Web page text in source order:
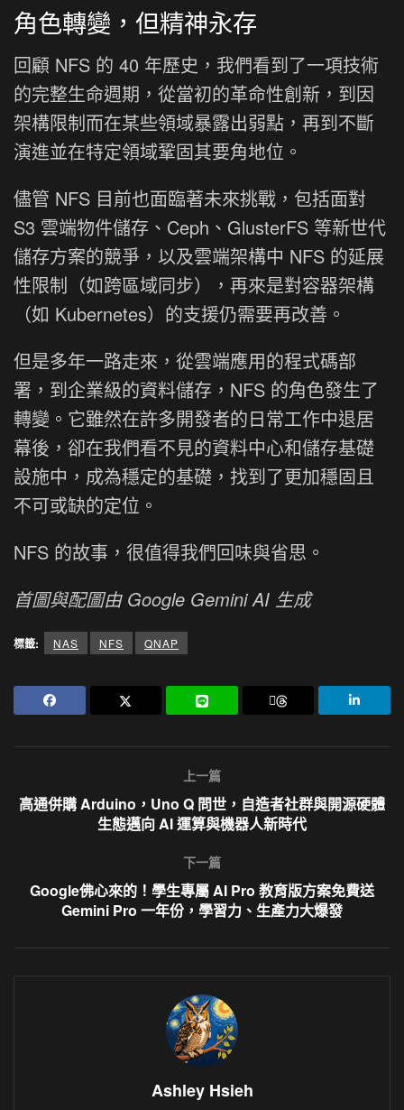
角色轉變，但精神永存
回顧 NFS 的 40 年歷史，我們看到了一項技術
的完整生命週期，從當初的革命性創新，到因
架構限制而在某些領域暴露出弱點，再到不斷
演進並在特定領域鞏固其要角地位。
儘管 NFS 目前也面臨著未來挑戰，包括面對
S3 雲端物件儲存、Ceph、GlusterFS 等新世代
儲存方案的競爭，以及雲端架構中 NFS 的延展
性限制（如跨區域同步），再來是對容器架構
（如 Kubernetes）的支援仍需要再改善。
但是多年一路走來，從雲端應用的程式碼部
署，到企業級的資料儲存，NFS 的角色發生了
轉變。它雖然在許多開發者的日常工作中退居
幕後，卻在我們看不見的資料中心和儲存基礎
設施中，成為穩定的基礎，找到了更加穩固且
不可或缺的定位。
NFS 的故事，很值得我們回味與省思。
首圖與配圖由 Google Gemini AI 生成
標籤: NAS NFS QNAP
上一篇
高通併購 Arduino，Uno Q 問世，自造者社群與開源硬體
生態邁向 AI 運算與機器人新時代
下一篇
Google佛心來的！學生專屬 AI Pro 教育版方案免費送
Gemini Pro 一年份，學習力、生產力大爆發
Ashley Hsieh